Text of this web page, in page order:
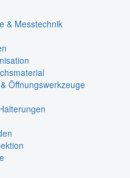
& Messtechnik
Öffnungswerkzeuge